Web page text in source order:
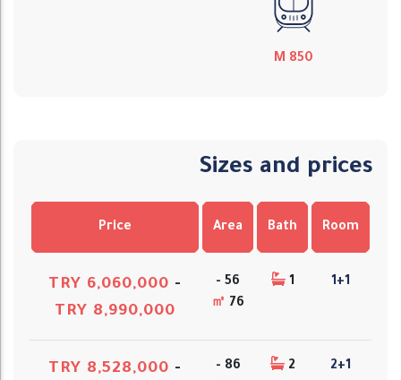
850
M
Sizes and prices
Room
Bath
Area
Price
1+1
1
56 -
76
㎡
TRY 6,060,000 -
TRY 8,990,000
2+1
2
86 -
TRY 8,528,000 -